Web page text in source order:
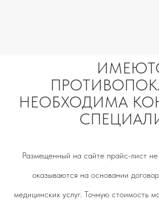
НЕОБХОДИМА
Размещенный на сайте прайс-лист не
оказываются на основании
медицинских услуг. Точную стоимость